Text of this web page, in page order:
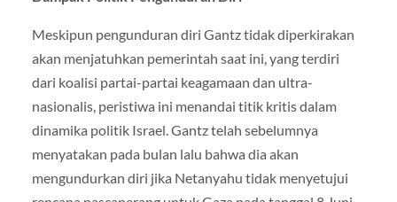
Meskipun pengunduran diri Gantz tidak diperkirakan
akan menjatuhkan pemerintah saat ini, yang terdiri
dari koalisi partai-partai keagamaan dan ultra-
nasionalis, peristiwa ini menandai titik kritis dalam
dinamika politik Israel. Gantz telah sebelumnya
menyatakan pada bulan lalu bahwa dia akan
mengundurkan diri jika Netanyahu tidak menyetujui